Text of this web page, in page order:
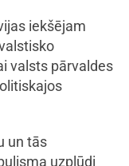
iekšējam
valsts pārvaldes
un tās
uzplūdi